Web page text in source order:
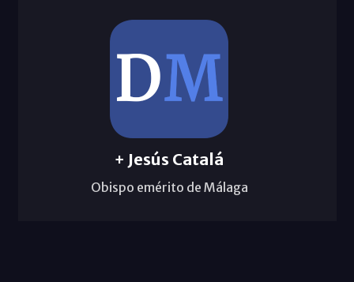
+ Jesús Catalá
Obispo emérito de Málaga